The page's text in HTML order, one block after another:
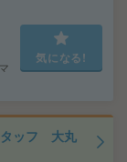
気になる!
タッフ 大丸